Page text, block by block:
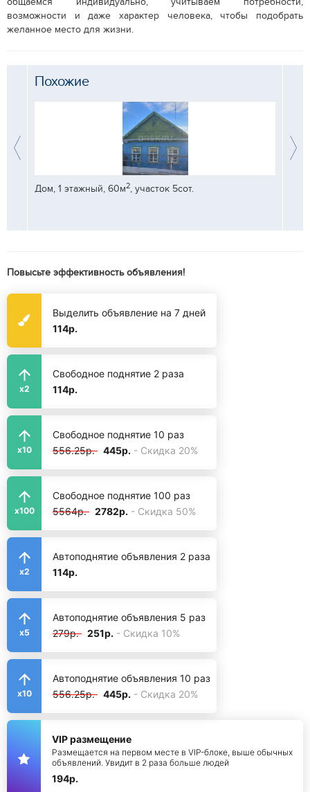
возможности и даже характер человека, чтобы подобрать
желанное место для жизни.
Похожие
Дом, 1 этажный, 60м2, участок 5сот.
Повысьте эффективность объявления!
Выделить объявление на 7 дней
114р.
x2
Свободное поднятие 2 раза
114р.
x10
Свободное поднятие 10 раз
556.25р. 445р. - Скидка 20%
x100
Свободное поднятие 100 раз
5564р. 2782р. - Скидка 50%
x2
Автоподнятие объявления 2 раза
114р.
x5
Автоподнятие объявления 5 раз
279р. 251р. - Скидка 10%
x10
Автоподнятие объявления 10 раз
556.25р. 445р. - Скидка 20%
VIP размещение
Размещается на первом месте в VIP-блоке, выше обычных
объявлений. Увидит в 2 раза больше людей
194р.